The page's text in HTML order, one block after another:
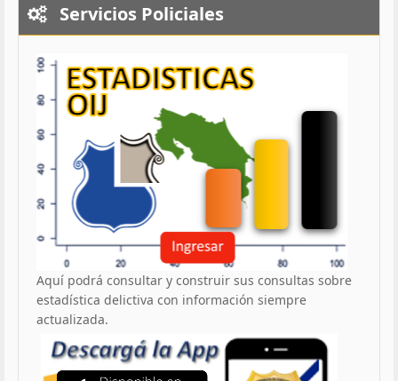
Servicios Policiales
Aquí podrá consultar y construir sus consultas sobre
estadística delictiva con información siempre
actualizada.